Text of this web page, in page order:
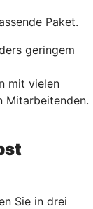
Paket.
geringem
mit vielen
Mitarbeitenden.
Sie in drei